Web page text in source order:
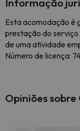
Esta acomodação é
prestação do
de uma atividade
Número de licença:
Opiniões